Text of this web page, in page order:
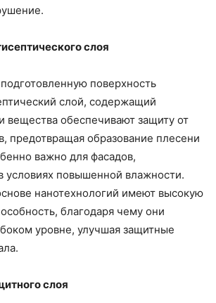
слоя
поверхность
слой, содержащий
вещества обеспечивают защиту от
предотвращая образование плесени
важно для фасадов,
условиях повышенной влажности.
нанотехнологий имеют высокую
благодаря чему они
уровне, улучшая защитные
слоя